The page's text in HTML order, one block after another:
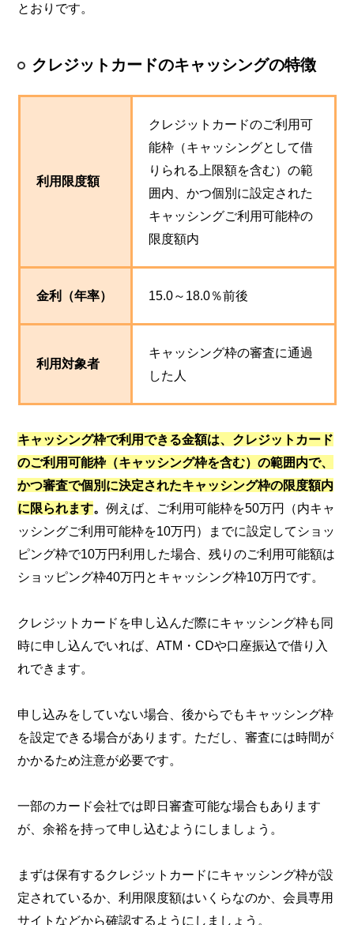
とおりです。
クレジットカードのキャッシングの特徴
利用限度額
クレジットカードのご利用可
能枠（キャッシングとして借
りられる上限額を含む）の範
囲内、かつ個別に設定された
キャッシングご利用可能枠の
限度額内
金利（年率） 15.0～18.0％前後
利用対象者
キャッシング枠の審査に通過
した人
キャッシング枠で利用できる金額は、クレジットカード
のご利用可能枠（キャッシング枠を含む）の範囲内で、
かつ審査で個別に決定されたキャッシング枠の限度額内
に限られます。例えば、ご利用可能枠を50万円（内キャ
ッシングご利用可能枠を10万円）までに設定してショッ
ピング枠で10万円利用した場合、残りのご利用可能額は
ショッピング枠40万円とキャッシング枠10万円です。
クレジットカードを申し込んだ際にキャッシング枠も同
時に申し込んでいれば、ATM・CDや口座振込で借り入
れできます。
申し込みをしていない場合、後からでもキャッシング枠
を設定できる場合があります。ただし、審査には時間が
かかるため注意が必要です。
一部のカード会社では即日審査可能な場合もあります
が、余裕を持って申し込むようにしましょう。
まずは保有するクレジットカードにキャッシング枠が設
定されているか、利用限度額はいくらなのか、会員専用
サイトなどから確認するようにしましょう。